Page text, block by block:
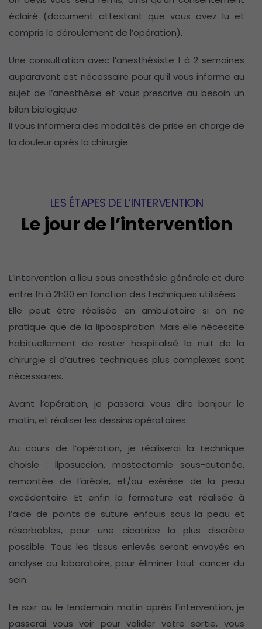
éclairé (document attestant que vous avez lu et
compris le déroulement de l’opération).
Une consultation avec l’anesthésiste 1 à 2 semaines
auparavant est nécessaire pour qu’il vous informe au
sujet de l’anesthésie et vous prescrive au besoin un
bilan biologique.
Il vous informera des modalités de prise en charge de
la douleur après la chirurgie.
LES ÉTAPES DE L’INTERVENTION
Le jour de l’intervention
L’intervention a lieu sous anesthésie générale et dure
entre 1h à 2h30 en fonction des techniques utilisées.
Elle peut être réalisée en ambulatoire si on ne
pratique que de la lipoaspiration. Mais elle nécessite
habituellement de rester hospitalisé la nuit de la
chirurgie si d’autres techniques plus complexes sont
nécessaires.
Avant l’opération, je passerai vous dire bonjour le
matin, et réaliser les dessins opératoires.
Au cours de l’opération, je réaliserai la technique
choisie : liposuccion, mastectomie sous-cutanée,
remontée de l’aréole, et/ou exérèse de la peau
excédentaire. Et enfin la fermeture est réalisée à
l’aide de points de suture enfouis sous la peau et
résorbables, pour une cicatrice la plus discrète
possible. Tous les tissus enlevés seront envoyés en
analyse au laboratoire, pour éliminer tout cancer du
sein.
Le soir ou le lendemain matin après l’intervention, je
passerai vous voir pour valider votre sortie, vous